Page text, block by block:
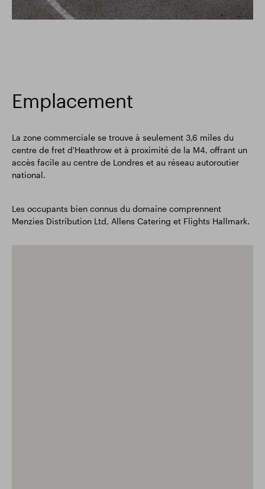
Emplacement
La zone commerciale se trouve à seulement 3,6 miles du
centre de fret d'Heathrow et à proximité de la M4, offrant un
accès facile au centre de Londres et au réseau autoroutier
national.
Les occupants bien connus du domaine comprennent
Menzies Distribution Ltd, Allens Catering et Flights Hallmark.